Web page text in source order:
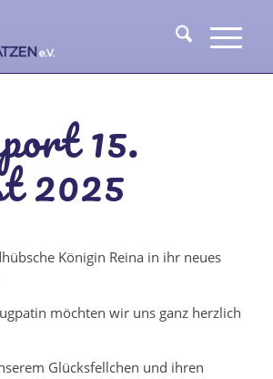
15.
2025
Königin Reina in ihr neues
möchten wir uns ganz herzlich
Glücksfellchen und ihren